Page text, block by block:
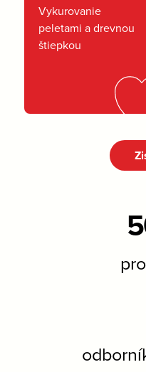
Vykurovanie
peletami a drevnou
štiepkou